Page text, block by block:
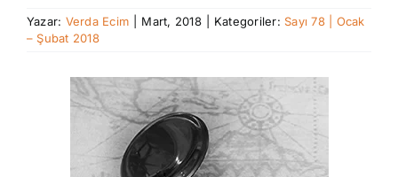
Yazar: Verda Ecim Mart, 2018 Kategoriler: Sayı 78 | Ocak
– Şubat 2018